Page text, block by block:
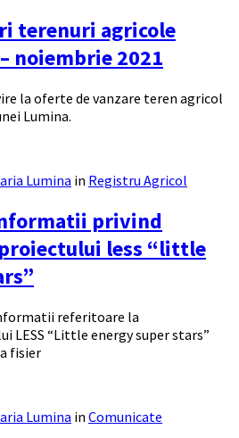
terenuri agricole
noiembrie 2021
la oferte de vanzare teren agricol
Lumina.
Lumina in Registru Agricol
privind
less “little
referitoare la
LESS “Little energy super stars”
fisier
Lumina in Comunicate